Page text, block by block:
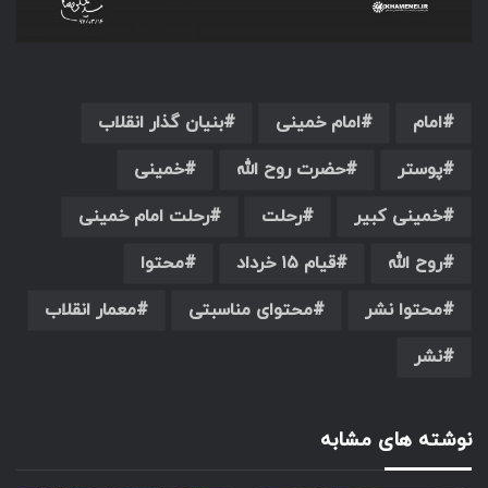
امام امام خمینی
بنیان گذار انقلاب
پوستر
حضرت روح الله
خمینی
خمینی کبیر
رحلت
رحلت امام خمینی
روح الله
قیام ۱۵ خرداد
محتوا
محتوا نشر
محتوای مناسبتی
معمار انقلاب
نشر
نوشته های مشابه